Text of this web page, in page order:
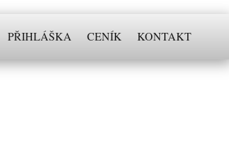
PŘIHLÁŠKA CENÍK KONTAKT